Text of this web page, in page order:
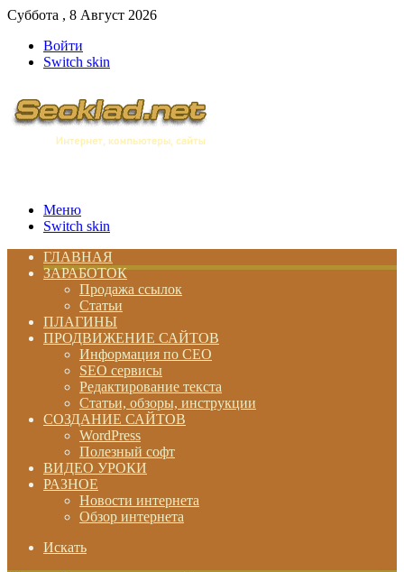
Суббота , 8 Август 2026
Войти
Switch skin
Меню
Switch skin
ГЛАВНАЯ
ЗАРАБОТОК
Продажа ссылок
Статьи
ПЛАГИНЫ
ПРОДВИЖЕНИЕ САЙТОВ
Информация по СЕО
SEO сервисы
Редактирование текста
Статьи, обзоры, инструкции
СОЗДАНИЕ САЙТОВ
WordPress
Полезный софт
ВИДЕО УРОКИ
РАЗНОЕ
Новости интернета
Обзор интернета
Искать